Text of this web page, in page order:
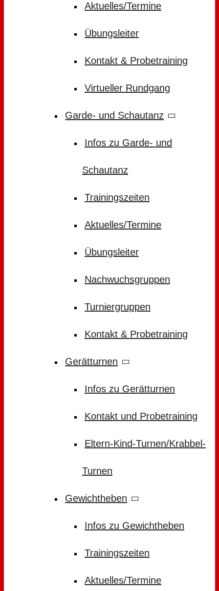
Aktuelles/Termine
Übungsleiter
Kontakt & Probetraining
Virtueller Rundgang
Garde- und Schautanz
Infos zu Garde- und
Schautanz
Trainingszeiten
Aktuelles/Termine
Übungsleiter
Nachwuchsgruppen
Turniergruppen
Kontakt & Probetraining
Gerätturnen
Infos zu Gerätturnen
Kontakt und Probetraining
Eltern-Kind-Turnen/Krabbel-
Turnen
Gewichtheben
Infos zu Gewichtheben
Trainingszeiten
Aktuelles/Termine